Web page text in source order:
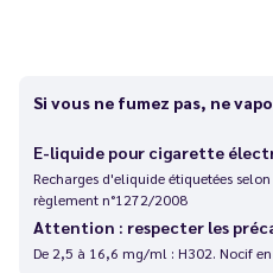
Si vous ne fumez pas, ne
E-liquide pour cigarette
Recharges d'eliquide étiquetées
règlement n°1272/2008
Attention : respecter les
De 2,5 à 16,6 mg/ml : H302. Nocif